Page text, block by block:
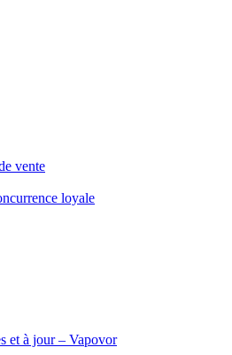
vente
loyale
et à jour – Vapovor